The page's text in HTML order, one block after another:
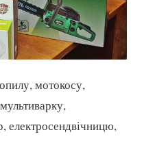
мотокосу,
електросендвічницю,